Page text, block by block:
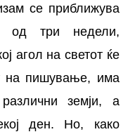
се приближува
од три недели,
агол на светот ќе
на пишување, има
земји, а
ден. Но, како